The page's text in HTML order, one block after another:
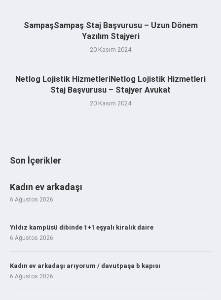
SampaşSampaş Staj Başvurusu – Uzun Dönem
Yazılım Stajyeri
20 Kasım 2024
Netlog Lojistik HizmetleriNetlog Lojistik Hizmetleri
Staj Başvurusu – Stajyer Avukat
20 Kasım 2024
Son İçerikler
Kadın ev arkadaşı
6 Ağustos 2026
Yıldız kampüsü dibinde 1+1 eşyalı kiralık daire
6 Ağustos 2026
Kadın ev arkadaşı arıyorum / davutpaşa b kapısı
6 Ağustos 2026